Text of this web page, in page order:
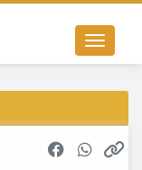
Toggle